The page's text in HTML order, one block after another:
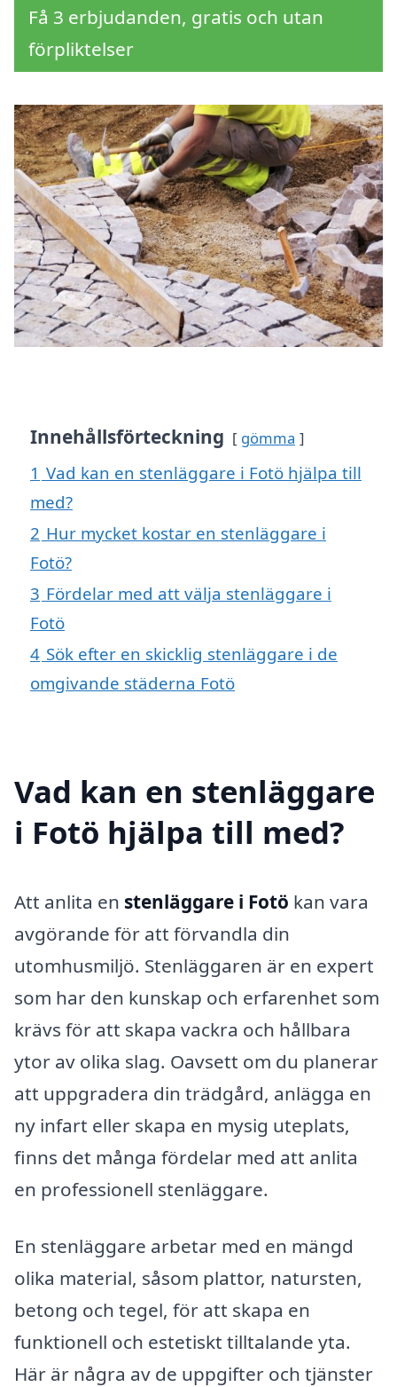
Få 3 erbjudanden, gratis och utan
förpliktelser
Innehållsförteckning gömma
1 Vad kan en stenläggare i Fotö hjälpa till
med?
2 Hur mycket kostar en stenläggare i
Fotö?
3 Fördelar med att välja stenläggare i
Fotö
4 Sök efter en skicklig stenläggare i de
omgivande städerna Fotö
Vad kan en stenläggare
i Fotö hjälpa till med?
Att anlita en stenläggare i Fotö kan vara
avgörande för att förvandla din
utomhusmiljö. Stenläggaren är en expert
som har den kunskap och erfarenhet som
krävs för att skapa vackra och hållbara
ytor av olika slag. Oavsett om du planerar
att uppgradera din trädgård, anlägga en
ny infart eller skapa en mysig uteplats,
finns det många fördelar med att anlita
en professionell stenläggare.
En stenläggare arbetar med en mängd
olika material, såsom plattor, natursten,
betong och tegel, för att skapa en
funktionell och estetiskt tilltalande yta.
Här är några av de uppgifter och tjänster